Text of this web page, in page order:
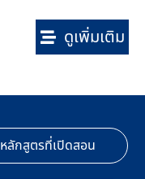
ดูเพิ่มเติม
หลักสูตรที่เปิดสอน